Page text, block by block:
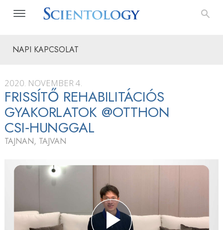
NAPI KAPCSOLAT
2020. NOVEMBER 4.
FRISSÍTŐ REHABILITÁCIÓS
GYAKORLATOK @OTTHON
CSI‑HUNGGAL
TAJNAN, TAJVAN